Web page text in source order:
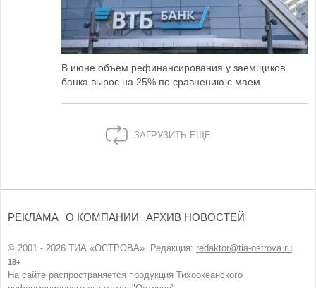
В июне объем рефинансирования у заемщиков
банка вырос на 25% по сравнению с маем
ЗАГРУЗИТЬ ЕЩЕ
РЕКЛАМА О КОМПАНИИ АРХИВ НОВОСТЕЙ
© 2001 - 2026 ТИА «ОСТРОВА». Редакция: redaktor@tia-ostrova.ru.
18+
На сайте распространяется продукция Тихоокеанского